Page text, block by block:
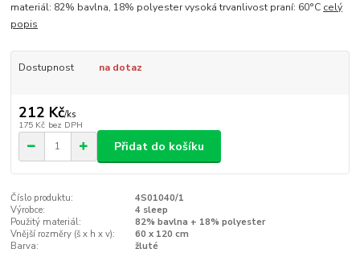
materiál: 82% bavlna, 18% polyester vysoká trvanlivost praní: 60°C celý
popis
Dostupnost na dotaz
212 Kč/ks
175 Kč bez DPH
Přidat do košíku
Číslo produktu:
4S01040/1
Výrobce:
4 sleep
Použitý materiál:
82% bavlna + 18% polyester
Vnější rozměry (š x h x v):
60 x 120 cm
Barva:
žluté